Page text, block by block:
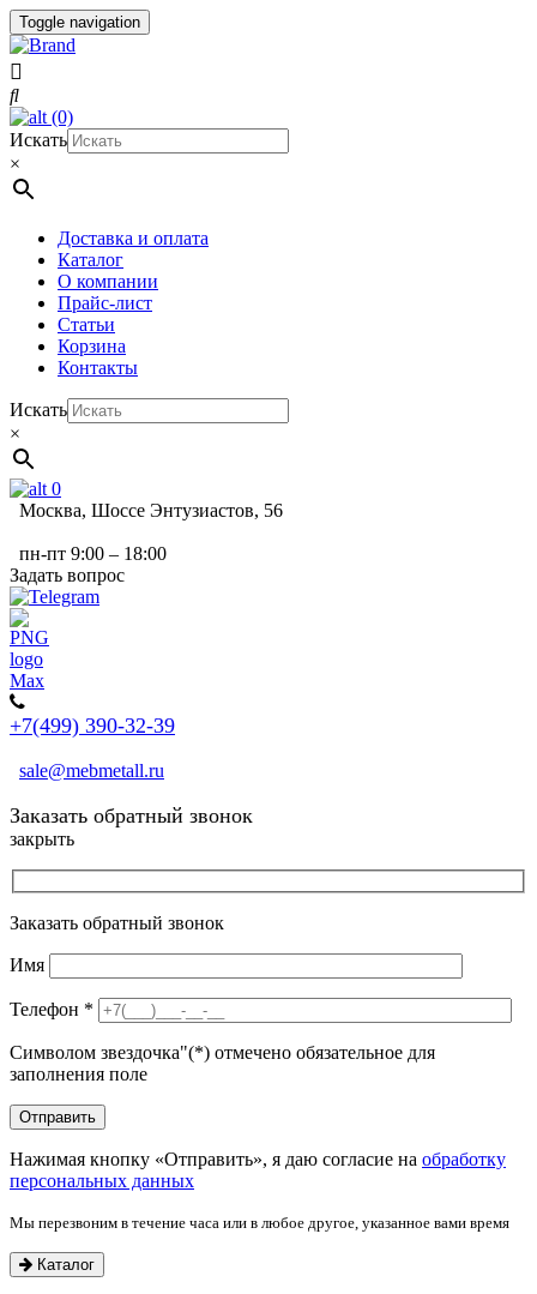
Toggle navigation
(0)
Искать
×
Доставка и оплата
Каталог
О компании
Прайс-лист
Статьи
Корзина
Контакты
Искать
×
0
Москва, Шоссе Энтузиастов, 56
пн-пт 9:00 – 18:00
Задать вопрос
+7(499) 390-32-39
sale@mebmetall.ru
Заказать обратный звонок
закрыть
Заказать обратный звонок
Имя
Телефон *
Символом звездочка"(*) отмечено обязательное для
заполнения поле
Нажимая кнопку «Отправить», я даю согласие на обработку
персональных данных
Мы перезвоним в течение часа или в любое другое, указанное вами время
Каталог